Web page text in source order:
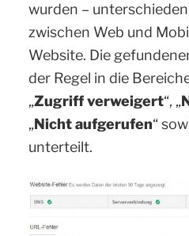
wurden –
zwischen Web und
Website. Die
der Regel in die
„Zugriff verweigert“, „
„Nicht aufgerufen“
unterteilt.